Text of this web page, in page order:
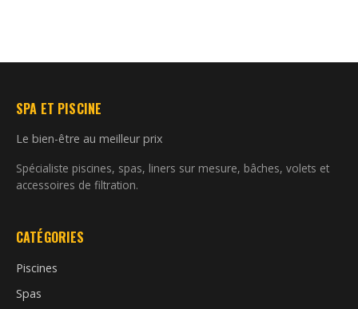
SPA ET PISCINE
Le bien-être au meilleur prix
Spécialiste piscines, spas, liners sur mesure, bâches, volets et
accessoires de filtration.
CATÉGORIES
Piscines
Spas